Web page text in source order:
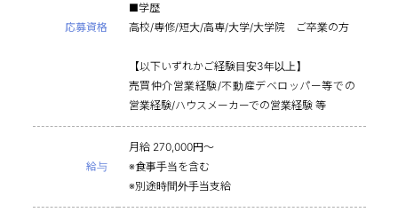
応募資格
■学歴
高校/専修/短大/高専/大学/大学院 ご卒業の方
【以下いずれかご経験目安3年以上】
売買仲介営業経験/不動産デベロッパー等での
営業経験/ハウスメーカーでの営業経験 等
給与
月給 270,000円～
※食事手当を含む
※別途時間外手当支給